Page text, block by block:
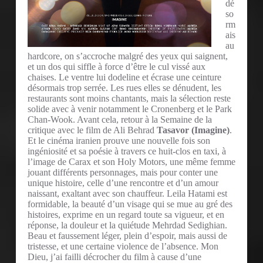
dé
so
rm
ais
au
hardcore, on s’accroche malgré des yeux qui saignent,
et un dos qui siffle à force d’être le cul vissé aux
chaises. Le ventre lui dodeline et écrase une ceinture
désormais trop serrée. Les rues elles se dénudent, les
restaurants sont moins chantants, mais la sélection reste
solide avec à venir notamment le Cronenberg et le Park
Chan-Wook. Avant cela, retour à la Semaine de la
critique avec le film de Ali Behrad Tasavor (Imagine).
Et le cinéma iranien prouve une nouvelle fois son
ingéniosité et sa poésie à travers ce huit-clos en taxi, à
l’image de Carax et son Holy Motors, une même femme
jouant différents personnages, mais pour conter une
unique histoire, celle d’une rencontre et d’un amour
naissant, exaltant avec son chauffeur. Leila Hatami est
formidable, la beauté d’un visage qui se mue au gré des
histoires, exprime en un regard toute sa vigueur, et en
réponse, la douleur et la quiétude Mehrdad Sedighian.
Beau et faussement léger, plein d’espoir, mais aussi de
tristesse, et une certaine violence de l’absence. Mon
Dieu, j’ai failli décrocher du film à cause d’une